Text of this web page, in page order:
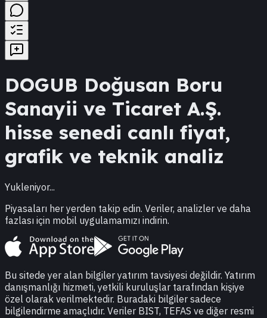
DOGUB Doğusan Boru
Sanayii ve Ticaret A.Ş.
hisse senedi canlı fiyat,
grafik ve teknik analiz
Yukleniyor...
Piyasaları her yerden takip edin. Veriler, analizler ve daha
fazlası için mobil uygulamamızı indirin.
Bu sitede yer alan bilgiler yatırım tavsiyesi değildir. Yatırım
danışmanlığı hizmeti, yetkili kuruluşlar tarafından kişiye
özel olarak verilmektedir. Buradaki bilgiler sadece
bilgilendirme amaçlıdır. Veriler BIST, TEFAS ve diğer resmi